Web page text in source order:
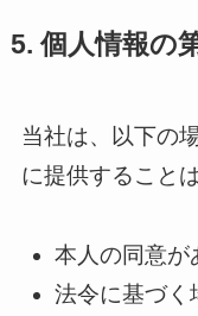
5. 個人情報の
当社は、以下の
に提供すること
本人の同意が
法令に基づく